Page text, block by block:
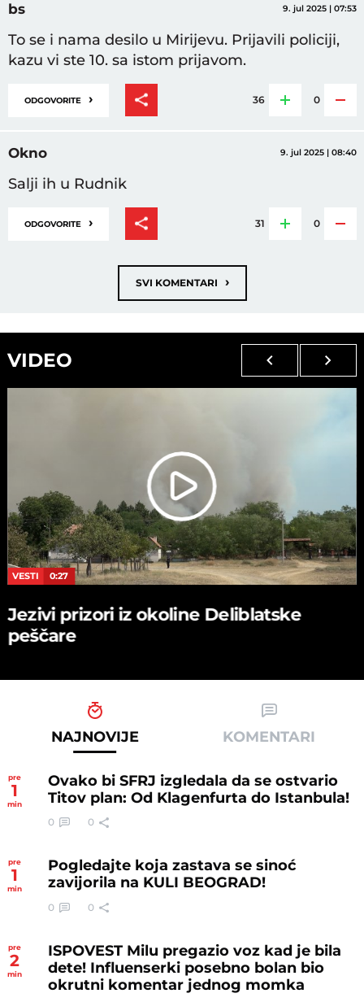
bs 9. jul 2025 | 07:53
To se i nama desilo u Mirijevu. Prijavili policiji,
kazu vi ste 10. sa istom prijavom.
ODGOVORITE › 36 0
Okno 9. jul 2025 | 08:40
Salji ih u Rudnik
ODGOVORITE › 31 0
SVI KOMENTARI ›
VIDEO
VESTI 0:27
Jezivi prizori iz okoline Deliblatske
peščare
NAJNOVIJE KOMENTARI
pre
1
min
Ovako bi SFRJ izgledala da se ostvario
Titov plan: Od Klagenfurta do Istanbula!
0 0
pre
1
min
Pogledajte koja zastava se sinoć
zavijorila na KULI BEOGRAD!
0 0
pre
2
min
ISPOVEST Milu pregazio voz kad je bila
dete! Influenserki posebno bolan bio
okrutni komentar jednog momka